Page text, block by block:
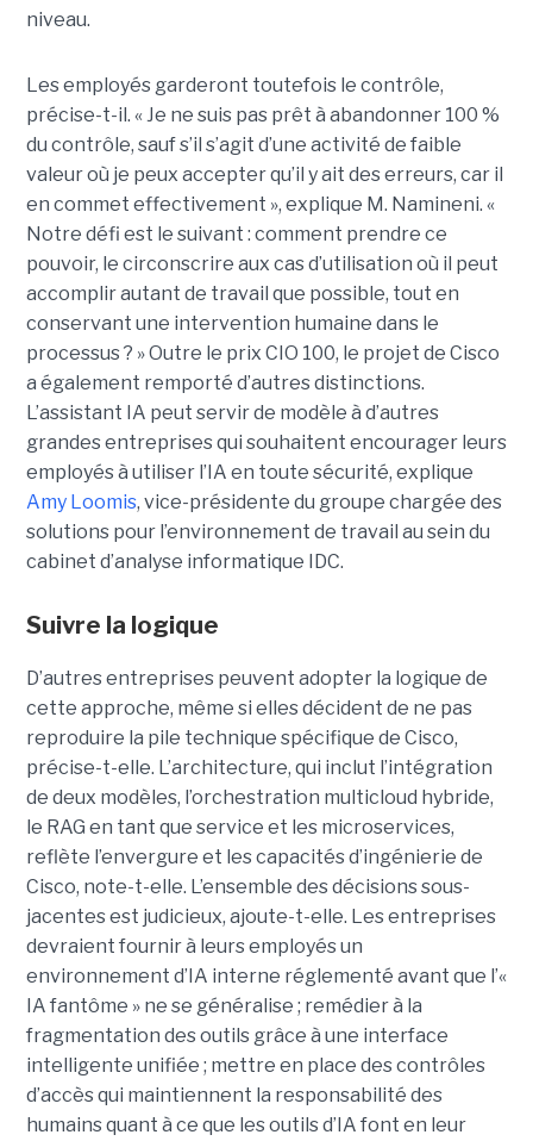
niveau.
Les employés garderont toutefois le contrôle,
précise-t-il. « Je ne suis pas prêt à abandonner 100 %
du contrôle, sauf s’il s’agit d’une activité de faible
valeur où je peux accepter qu’il y ait des erreurs, car il
en commet effectivement », explique M. Namineni. «
Notre défi est le suivant : comment prendre ce
pouvoir, le circonscrire aux cas d’utilisation où il peut
accomplir autant de travail que possible, tout en
conservant une intervention humaine dans le
processus ? »Outre le prix CIO 100, le projet de Cisco
a également remporté d’autres distinctions.
L’assistant IA peut servir de modèle à d’autres
grandes entreprises qui souhaitent encourager leurs
employés à utiliser l’IA en toute sécurité, explique
Amy Loomis, vice-présidente du groupe chargée des
solutions pour l’environnement de travail au sein du
cabinet d’analyse informatique IDC.
Suivre la logique
D’autres entreprises peuvent adopter la logique de
cette approche, même si elles décident de ne pas
reproduire la pile technique spécifique de Cisco,
précise-t-elle. L’architecture, qui inclut l’intégration
de deux modèles, l’orchestration multicloud hybride,
le RAG en tant que service et les microservices,
reflète l’envergure et les capacités d’ingénierie de
Cisco, note-t-elle. L’ensemble des décisions sous-
jacentes est judicieux, ajoute-t-elle. Les entreprises
devraient fournir à leurs employés un
environnement d’IA interne réglementé avant que l’«
IA fantôme » ne se généralise ; remédier à la
fragmentation des outils grâce à une interface
intelligente unifiée ; mettre en place des contrôles
d’accès qui maintiennent la responsabilité des
humains quant à ce que les outils d’IA font en leur